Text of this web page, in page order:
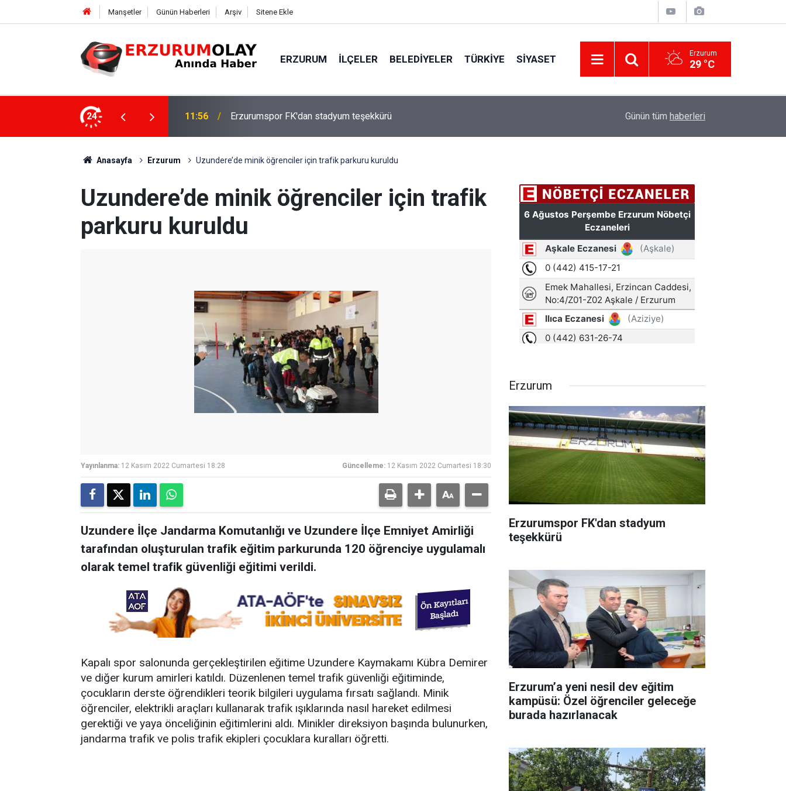
Manşetler Günün Haberleri Arşiv Sitene Ekle
ERZURUM İLÇELER BELEDIYELER TÜRKIYE SIYASET Erzurum
29 °C
24 11:50
Programına Katıldı
hazırlanacak
Günün tüm haberleri
Anasayfa Erzurum Uzundere’de minik öğrenciler için trafik parkuru kuruldu
Uzundere’de minik öğrenciler için trafik
parkuru kuruldu
Yayınlanma: 12 Kasım 2022 Cumartesi 18:28 Güncelleme: 12 Kasım 2022 Cumartesi 18:30
Uzundere İlçe Jandarma Komutanlığı ve Uzundere İlçe Emniyet Amirliği
tarafından oluşturulan trafik eğitim parkurunda 120 öğrenciye uygulamalı
olarak temel trafik güvenliği eğitimi verildi.
Kapalı spor salonunda gerçekleştirilen eğitime Uzundere Kaymakamı Kübra Demirer
ve diğer kurum amirleri katıldı. Düzenlenen temel trafik güvenliği eğitiminde,
çocukların derste öğrendikleri teorik bilgileri uygulama fırsatı sağlandı. Minik
öğrenciler, elektrikli araçları kullanarak trafik ışıklarında nasıl hareket edilmesi
gerektiği ve yaya önceliğinin eğitimlerini aldı. Minikler direksiyon başında bulunurken,
jandarma trafik ve polis trafik ekipleri çocuklara kuralları öğretti.
Erzurum
Erzurumspor FK'dan stadyum
teşekkürü
Erzurum’a yeni nesil dev eğitim
kampüsü: Özel öğrenciler geleceğe
burada hazırlanacak